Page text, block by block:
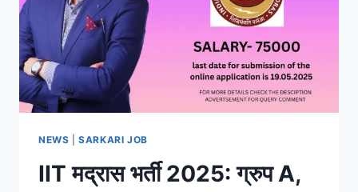
NEWS |SARKARI JOB
IIT मद्रास भर्ती 2025: ग्रुप A,